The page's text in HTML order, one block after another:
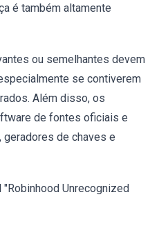
é também altamente
ou semelhantes devem
se contiverem
Além disso, os
de fontes oficiais e
de chaves e
Unrecognized